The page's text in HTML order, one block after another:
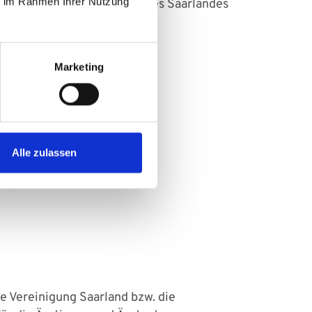
Marketing
Alle zulassen
des Saarlandes
Saarlandes
Saarland bzw. die